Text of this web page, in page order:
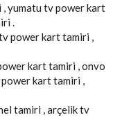
yumatu tv power kart
.
power kart tamiri ,
kart tamiri , onvo
kart tamiri ,
tamiri , arçelik tv